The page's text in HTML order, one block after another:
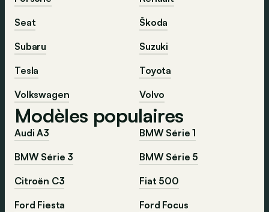
Seat
Škoda
Subaru
Suzuki
Tesla
Toyota
Volkswagen
Volvo
Modèles populaires
Audi A3
BMW Série 1
BMW Série 3
BMW Série 5
Citroën C3
Fiat 500
Ford Fiesta
Ford Focus